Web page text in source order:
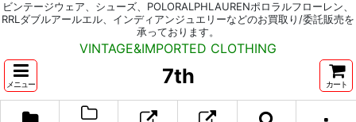
ビンテージウェア、シューズ、POLORALPHLAURENポロラルフローレン、
RRLダブルアールエル、インディアンジュエリーなどのお買取り/委託販売を
承っております。
VINTAGE&IMPORTED CLOTHING
メニュー 7th カート